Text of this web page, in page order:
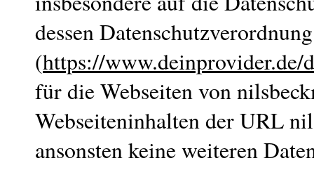
dessen
(https://www.deinprovider.de/
für die Webseiten von
Webseiteninhalten der URL
ansonsten keine weiteren